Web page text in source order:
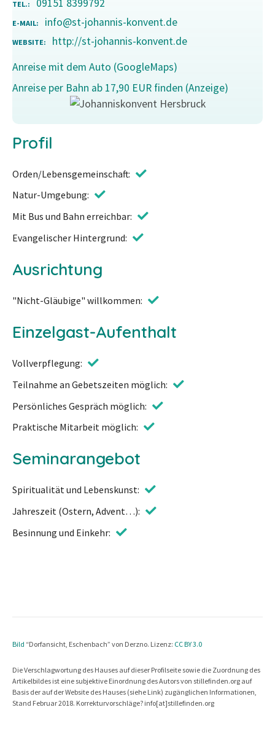
TEL. 09151 8399792
E-MAIL info@st-johannis-konvent.de
WEBSITE
http://st-johannis-konvent.de
Anreise mit dem Auto (GoogleMaps)
Anreise per Bahn ab 17,90 EUR finden (Anzeige)
Profil
Orden/Lebensgemeinschaft
Natur-Umgebung
Mit Bus und Bahn erreichbar
Evangelischer Hintergrund
Ausrichtung
"Nicht-Gläubige" willkommen
Einzelgast-Aufenthalt
Vollverpflegung
Teilnahme an Gebetszeiten möglich
Persönliches Gespräch möglich
Praktische Mitarbeit möglich
Seminarangebot
Spiritualität und Lebenskunst
Jahreszeit (Ostern, Advent…)
Besinnung und Einkehr
Bild “Dorfansicht, Eschenbach” von Derzno. Lizenz: CC BY 3.0
Die Verschlagwortung des Hauses auf dieser Profilseite sowie die Zuordnung des
Artikelbildes ist eine subjektive Einordnung des Autors von stillefinden.org auf
Basis der auf der Website des Hauses (siehe Link) zugänglichen Informationen,
Stand Februar 2018. Korrekturvorschläge? info[at]stillefinden.org